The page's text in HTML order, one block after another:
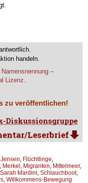
handeln.
–
Lizenz.
zu veröffentlichen!
Flüchtlinge
Merkel Migranten Mittelmeer,
Sarah Mardini Schlauchboot,
Willkommens-Bewegung